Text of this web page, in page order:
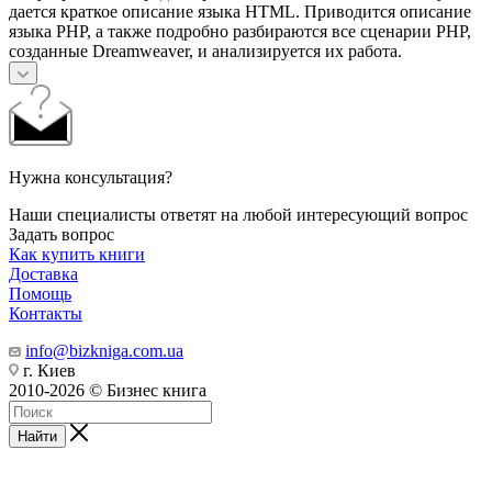
дается краткое описание языка HTML. Приводится описание
языка РНР, а также подробно разбираются все сценарии РНР,
созданные Dreamweaver, и анализи­руется их работа.
Нужна консультация?
Наши специалисты ответят на любой интересующий вопрос
Задать вопрос
Как купить книги
Доставка
Помощь
Контакты
info@bizkniga.com.ua
г. Киев
2010-2026 © Бизнес книга
Найти